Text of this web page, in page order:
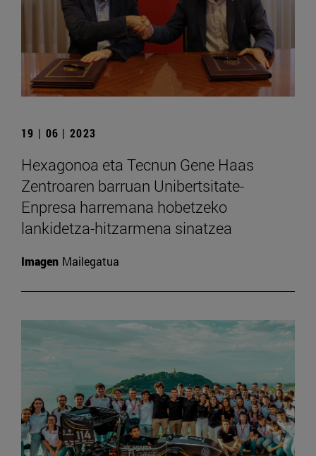
19 | 06 | 2023
Hexagonoa eta Tecnun Gene Haas
Zentroaren barruan Unibertsitate-
Enpresa harremana hobetzeko
lankidetza-hitzarmena sinatzea
Imagen Mailegatua